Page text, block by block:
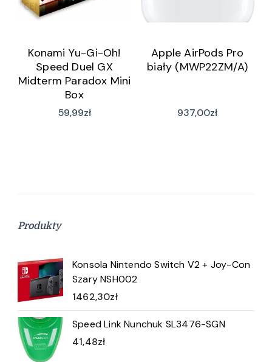
Konami Yu-Gi-Oh!
Speed Duel GX
Midterm Paradox Mini
Box
59,99zł
Apple AirPods Pro
biały (MWP22ZM/A)
937,00zł
Produkty
Konsola Nintendo Switch V2 + Joy-Con
Szary NSH002
1462,30zł
Speed Link Nunchuk SL3476-SGN
41,48zł